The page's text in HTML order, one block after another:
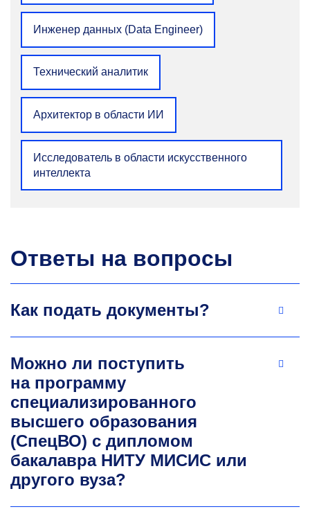
Сергей Владимирович
Ширкин
Старший преподаватель кафедры инженерной
и квантового машинного обучения для
решения сложных вычислительных задач.
Иван Александрович
Тарханов
К.т.н., доцент кафедры инженерной
Инженер данных (Data Engineer)
Технический аналитик
Архитектор в области ИИ
Исследователь в области искусственного
интеллекта
Ответы на вопросы
Как подать документы?
Можно ли поступить
на программу
специализированного
высшего образования
(СпецВО) с дипломом
бакалавра НИТУ МИСИС или
другого вуза?